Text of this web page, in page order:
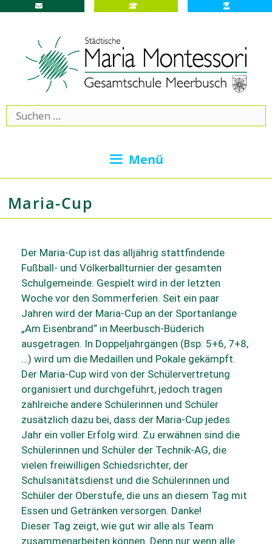
Menü
Maria-Cup
Der Maria-Cup ist das alljährig stattfindende
Fußball- und Völkerballturnier der gesamten
Schulgemeinde. Gespielt wird in der letzten
Woche vor den Sommerferien. Seit ein paar
Jahren wird der Maria-Cup an der Sportanlange
„Am Eisenbrand“ in Meerbusch-Büderich
ausgetragen. In Doppeljahrgängen (Bsp: 5+6, 7+8,
…) wird um die Medaillen und Pokale gekämpft.
Der Maria-Cup wird von der Schülervertretung
organisiert und durchgeführt, jedoch tragen
zahlreiche andere Schülerinnen und Schüler
zusätzlich dazu bei, dass der Maria-Cup jedes
Jahr ein voller Erfolg wird. Zu erwähnen sind die
Schülerinnen und Schüler der Technik-AG, die
vielen freiwilligen Schiedsrichter, der
Schulsanitätsdienst und die Schülerinnen und
Schüler der Oberstufe, die uns an diesem Tag mit
Essen und Getränken versorgen. Danke!
Dieser Tag zeigt, wie gut wir alle als Team
zusammenarbeiten können. Denn nur wenn alle